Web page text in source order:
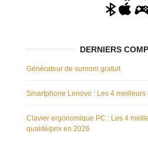
DERNIERS
Générateur de surnom gratuit
Smartphone Lenovo : Les 4
Clavier ergonomique PC : Les 4
qualité/prix en 2026